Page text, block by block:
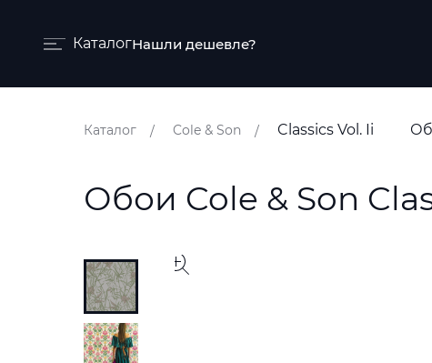
КаталогНашли дешевле?
Бренды и коллекции
Краски
Пледы
Ткани
Каталог Cole & Son Classics Vol. Ii
Обои Cole & Son